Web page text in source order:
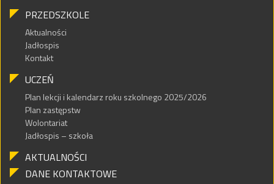
PRZEDSZKOLE
Aktualności
Jadłospis
Kontakt
UCZEŃ
Plan lekcji i kalendarz roku szkolnego 2025/2026
Plan zastępstw
Wolontariat
Jadłospis – szkoła
AKTUALNOŚCI
DANE KONTAKTOWE